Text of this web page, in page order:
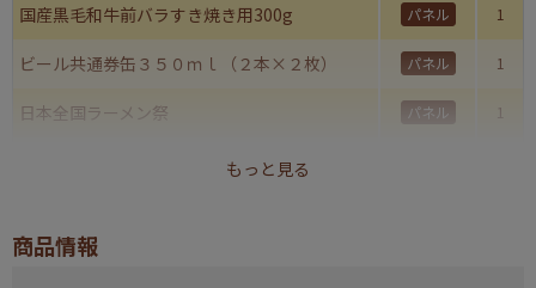
国産黒毛和牛前バラすき焼き用300g パネル 1
ビール共通券缶３５０ｍｌ（２本×２枚） パネル 1
日本全国ラーメン祭 パネル 1
もっと見る
商品情報